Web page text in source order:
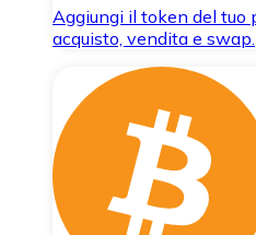
Aggiungi il token del tuo
acquisto, vendita e swap.